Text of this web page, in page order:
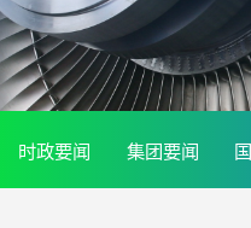
时政要闻 集团要闻